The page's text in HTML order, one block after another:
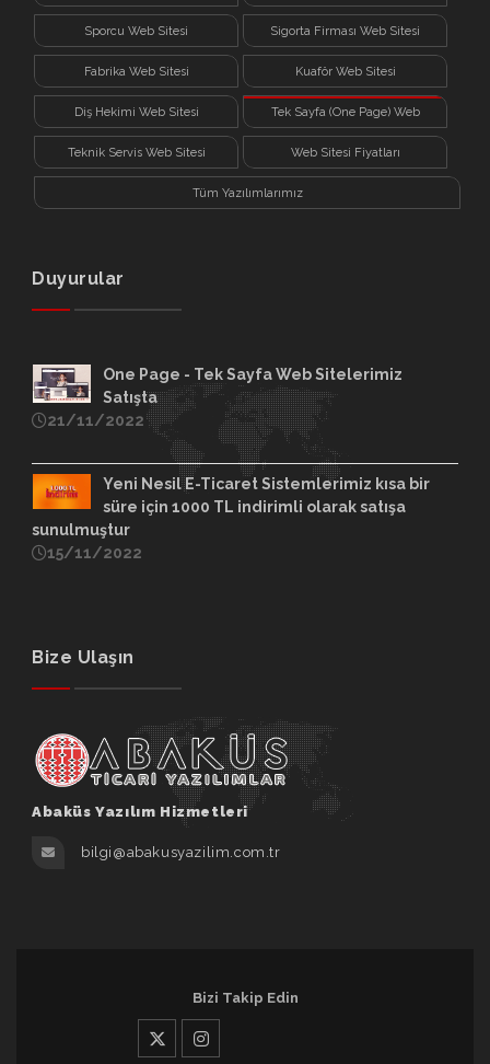
Sporcu Web Sitesi Sigorta Firması Web Sitesi
Fabrika Web Sitesi Kuaför Web Sitesi
Diş Hekimi Web Sitesi Tek Sayfa (One Page) Web
Sitesi
Teknik Servis Web Sitesi Web Sitesi Fiyatları
Tüm Yazılımlarımız
Duyurular
One Page - Tek Sayfa Web Sitelerimiz
Satışta
21/11/2022
Yeni Nesil E-Ticaret Sistemlerimiz kısa bir
süre için 1000 TL indirimli olarak satışa
sunulmuştur
15/11/2022
Bize Ulaşın
Abaküs Yazılım Hizmetleri
bilgi@abakusyazilim.com.tr
Bizi Takip Edin